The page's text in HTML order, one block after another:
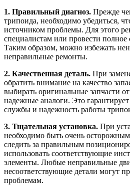
1. Правильный диагноз. Прежде
трипоида, необходимо убедиться,
источником проблемы. Для этого
специалистам или провести полное
Таким образом, можно избежать
неправильные ремонты.
2. Качественная деталь. При
обратить внимание на качество
выбирать оригинальные запчасти
надежные аналоги. Это
службы и надежность работы
3. Тщательная установка. При
необходимо быть очень
следить за правильным
использовать соответствующие
элементы. Любые неправильные
несоответствующие детали могут
проблемам.